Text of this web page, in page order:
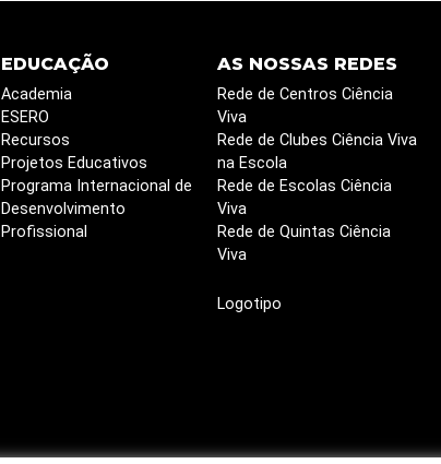
EDUCAÇÃO
Academia
ESERO
Recursos
Projetos Educativos
Programa Internacional de
Desenvolvimento
Profissional
AS NOSSAS REDES
Rede de Centros Ciência
Viva
Rede de Clubes Ciência Viva
na Escola
Rede de Escolas Ciência
Viva
Rede de Quintas Ciência
Viva
Logotipo